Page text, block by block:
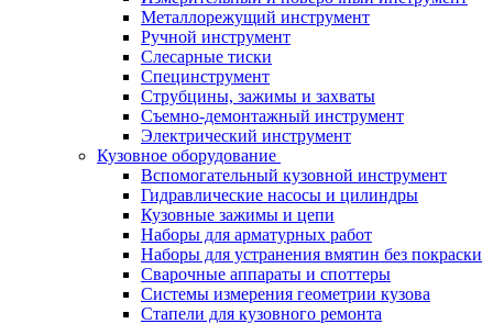
Металлорежущий инструмент
Ручной инструмент
Слесарные тиски
Специнструмент
Струбцины, зажимы и захваты
Съемно-демонтажный инструмент
Электрический инструмент
Кузовное оборудование
Вспомогательный кузовной инструмент
Гидравлические насосы и цилиндры
Кузовные зажимы и цепи
Наборы для арматурных работ
Наборы для устранения вмятин без покраски
Сварочные аппараты и споттеры
Системы измерения геометрии кузова
Стапели для кузовного ремонта